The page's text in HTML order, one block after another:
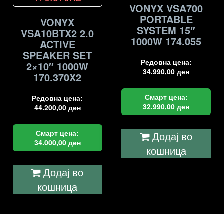
VONYX
VSA10BTX2 2.0
ACTIVE
SPEAKER SET
2×10″ 1000W
170.370X2
Редовна цена:
44.200,00 ден
Смарт цена:
34.000,00 ден
Додај во
кошница
VONYX VSA700
PORTABLE
SYSTEM 15″
1000W 174.055
Редовна цена:
34.990,00ден
Смарт цена:
32.990,00ден
Додај во
кошница